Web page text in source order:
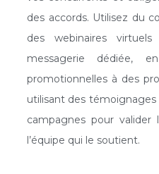
des accords. Utilisez du
des webinaires
messagerie dédiée,
promotionnelles à des
utilisant des témoignages
campagnes pour
l’équipe qui le soutient.